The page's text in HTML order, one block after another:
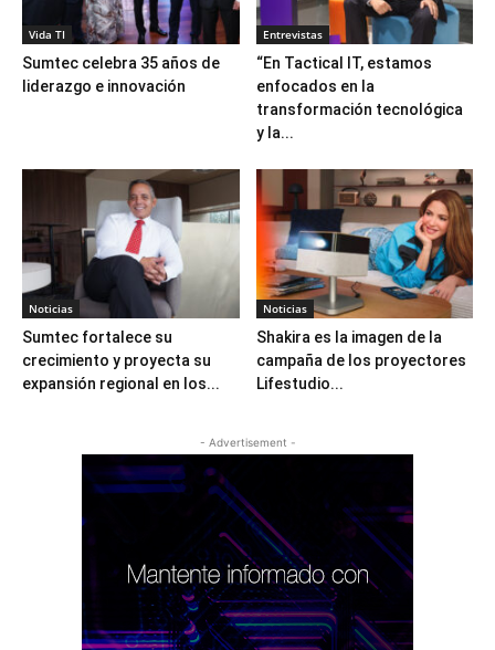
Vida TI
Sumtec celebra 35 años de
liderazgo e innovación
Entrevistas
“En Tactical IT, estamos
enfocados en la
transformación tecnológica
y la...
Noticias
Sumtec fortalece su
crecimiento y proyecta su
expansión regional en los...
Noticias
Shakira es la imagen de la
campaña de los proyectores
Lifestudio...
- Advertisement -